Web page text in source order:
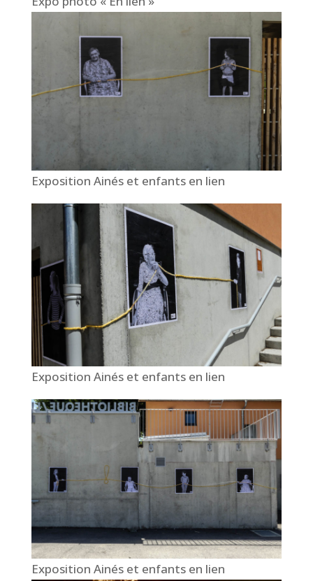
Exposition Ainés et enfants en lien
Exposition Ainés et enfants en lien
Exposition Ainés et enfants en lien